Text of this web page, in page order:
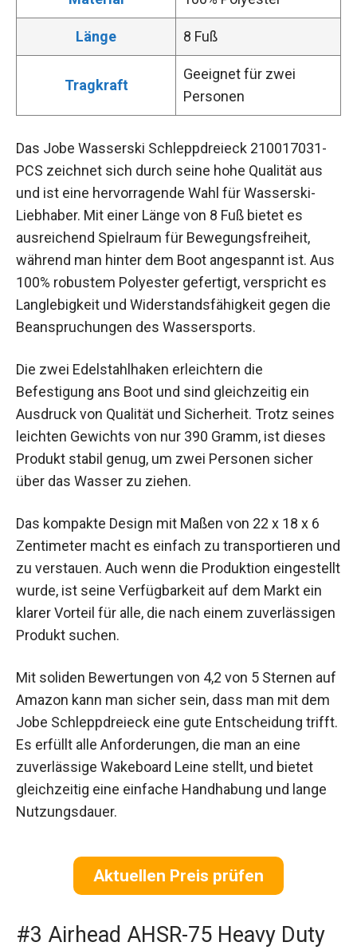
Länge 8 Fuß
Tragkraft
Geeignet für zwei
Personen
Das Jobe Wasserski Schleppdreieck 210017031-
PCS zeichnet sich durch seine hohe Qualität aus
und ist eine hervorragende Wahl für Wasserski-
Liebhaber. Mit einer Länge von 8 Fuß bietet es
ausreichend Spielraum für Bewegungsfreiheit,
während man hinter dem Boot angespannt ist. Aus
100% robustem Polyester gefertigt, verspricht es
Langlebigkeit und Widerstandsfähigkeit gegen die
Beanspruchungen des Wassersports.
Die zwei Edelstahlhaken erleichtern die
Befestigung ans Boot und sind gleichzeitig ein
Ausdruck von Qualität und Sicherheit. Trotz seines
leichten Gewichts von nur 390 Gramm, ist dieses
Produkt stabil genug, um zwei Personen sicher
über das Wasser zu ziehen.
Das kompakte Design mit Maßen von 22 x 18 x 6
Zentimeter macht es einfach zu transportieren und
zu verstauen. Auch wenn die Produktion eingestellt
wurde, ist seine Verfügbarkeit auf dem Markt ein
klarer Vorteil für alle, die nach einem zuverlässigen
Produkt suchen.
Mit soliden Bewertungen von 4,2 von 5 Sternen auf
Amazon kann man sicher sein, dass man mit dem
Jobe Schleppdreieck eine gute Entscheidung trifft.
Es erfüllt alle Anforderungen, die man an eine
zuverlässige Wakeboard Leine stellt, und bietet
gleichzeitig eine einfache Handhabung und lange
Nutzungsdauer.
Aktuellen Preis prüfen
#3 Airhead AHSR-75 Heavy Duty